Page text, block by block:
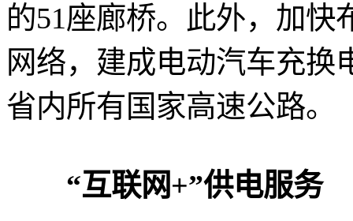
的51座廊桥。此外，加快
网络，建成电动汽车充换
省内所有国家高速公路。
“互联网+”供电服务